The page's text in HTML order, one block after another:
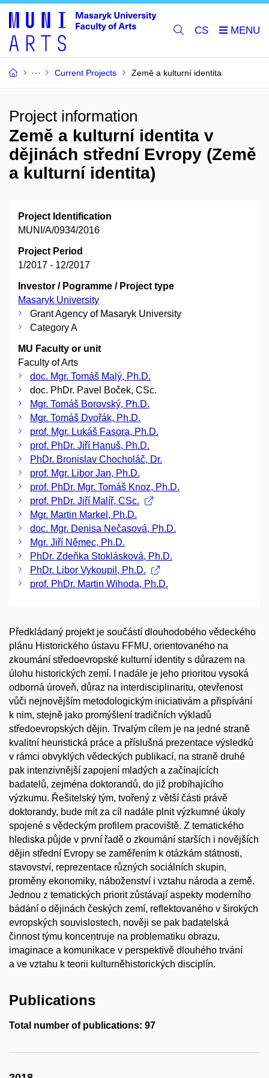
CS
Current Projects Země a kulturní identita
Project information
Země a kulturní identita v
dějinách střední Evropy (Země
a kulturní identita)
Project Identification
MUNI/A/0934/2016
Project Period
1/2017 - 12/2017
Investor / Pogramme / Project type
Masaryk University
Grant Agency of Masaryk University
Category A
MU Faculty or unit
Faculty of Arts
doc. Mgr. Tomáš Malý, Ph.D.
doc. PhDr. Pavel Boček, CSc.
Mgr. Tomáš Borovský, Ph.D.
Mgr. Tomáš Dvořák, Ph.D.
prof. Mgr. Lukáš Fasora, Ph.D.
prof. PhDr. Jiří Hanuš, Ph.D.
PhDr. Bronislav Chocholáč, Dr.
prof. Mgr. Libor Jan, Ph.D.
prof. PhDr. Mgr. Tomáš Knoz, Ph.D.
prof. PhDr. Jiří Malíř, CSc.
Mgr. Martin Markel, Ph.D.
doc. Mgr. Denisa Nečasová, Ph.D.
Mgr. Jiří Němec, Ph.D.
PhDr. Zdeňka Stoklásková, Ph.D.
PhDr. Libor Vykoupil, Ph.D.
prof. PhDr. Martin Wihoda, Ph.D.
Předkládaný projekt je součástí dlouhodobého vědeckého
plánu Historického ústavu FFMU, orientovaného na
zkoumání středoevropské kulturní identity s důrazem na
úlohu historických zemí. I nadále je jeho prioritou vysoká
odborná úroveň, důraz na interdisciplinaritu, otevřenost
vůči nejnovějším metodologickým iniciativám a přispívání
k nim, stejně jako promýšlení tradičních výkladů
středoevropských dějin. Trvalým cílem je na jedné straně
kvalitní heuristická práce a příslušná prezentace výsledků
v rámci obvyklých vědeckých publikací, na straně druhé
pak intenzivnější zapojení mladých a začínajících
badatelů, zejména doktorandů, do již probíhajícího
výzkumu. Řešitelský tým, tvořený z větší části právě
doktorandy, bude mít za cíl nadále plnit výzkumné úkoly
spojené s vědeckým profilem pracoviště. Z tematického
hlediska půjde v první řadě o zkoumání starších i novějších
dějin střední Evropy se zaměřením k otázkám státnosti,
stavovství, reprezentace různých sociálních skupin,
proměny ekonomiky, náboženství i vztahu národa a země.
Jednou z tematických priorit zůstávají aspekty moderního
bádání o dějinách českých zemí, reflektovaného v širokých
evropských souvislostech, nověji se pak badatelská
činnost týmu koncentruje na problematiku obrazu,
imaginace a komunikace v perspektivě dlouhého trvání
a ve vztahu k teorii kulturněhistorických disciplín.
Publications
Total number of publications: 97